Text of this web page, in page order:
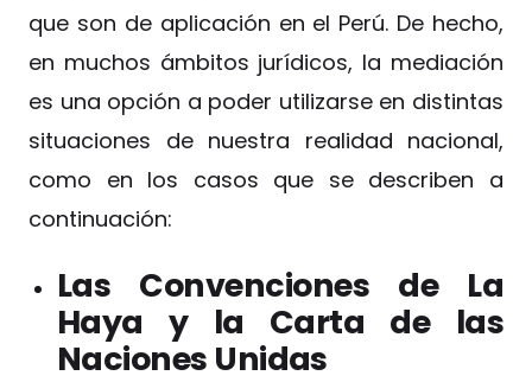
que son de aplicación en el Perú. De hecho,
en muchos ámbitos jurídicos, la mediación
es una opción a poder utilizarse en distintas
situaciones de nuestra realidad nacional,
como en los casos que se describen a
continuación:
Las Convenciones de La
Haya y la Carta de las
Naciones Unidas